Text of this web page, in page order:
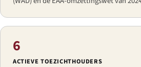
6
ACTIEVE TOEZICHTHOUDERS